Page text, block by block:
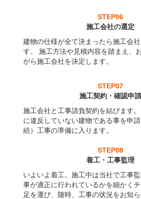
STEP06
施工会社の選定
STEP07
施工契約・確認申請
STEP08
着工・工事監理
建物の仕様が全て決まったら施工会
す。 施工方法や見積内容を踏まえ、
がら施工会社を決定します。
施工会社と工事請負契約を結びます
に違反していない建物である事を申
続）工事の準備に入ります。
いよいよ着工。施工中は当社で工事
事が適正に行われているかを細かく
足を運び、随時、工事の状況をお知ら